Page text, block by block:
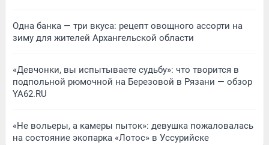
Одна банка — три вкуса: рецепт овощного ассорти на
зиму для жителей Архангельской области
«Девчонки, вы испытываете судьбу»: что творится в
подпольной рюмочной на Березовой в Рязани — обзор
YA62.RU
«Не вольеры, а камеры пыток»: девушка пожаловалась
на состояние экопарка «Лотос» в Уссурийске